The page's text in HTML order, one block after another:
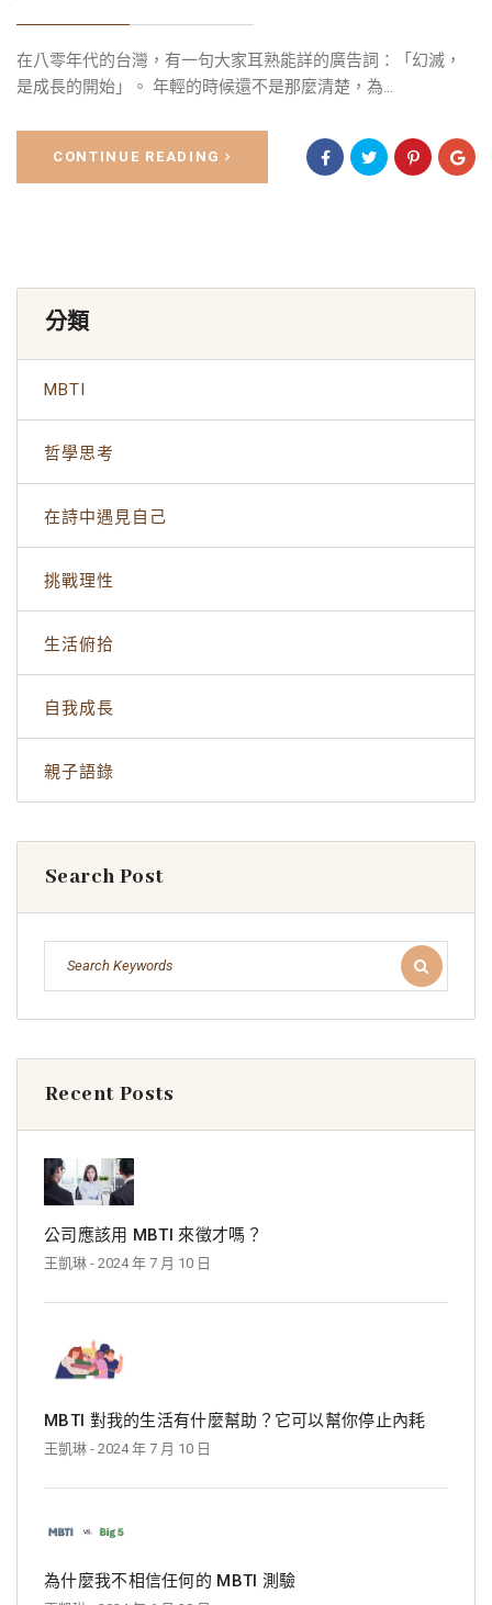
在八零年代的台灣，有一句大家耳熟能詳的廣告詞：「幻滅，
是成長的開始」。 年輕的時候還不是那麼清楚，為...
CONTINUE READING
分類
MBTI
哲學思考
在詩中遇見自己
挑戰理性
生活俯拾
自我成長
親子語錄
Search Post
Recent Posts
公司應該用 MBTI 來徵才嗎？
王凱琳 - 2024 年 7 月 10 日
MBTI 對我的生活有什麼幫助？它可以幫你停止內耗
王凱琳 - 2024 年 7 月 10 日
為什麼我不相信任何的 MBTI 測驗